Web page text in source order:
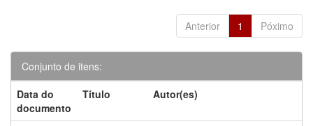
Anterior 1 Póximo
Conjunto de itens:
Data do
documento
Título Autor(es)